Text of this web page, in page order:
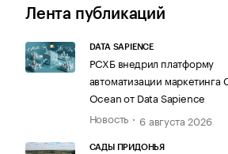
Технологии и медиа
Лента публикаций
DATA SAPIENCE
РСХБ внедрил платформу
автоматизации маркетинга
Ocean от Data Sapience
Новость
6 августа 2026
САДЫ ПРИДОНЬЯ